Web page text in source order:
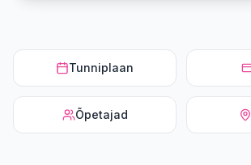
Tunniplaan
Õpetajad